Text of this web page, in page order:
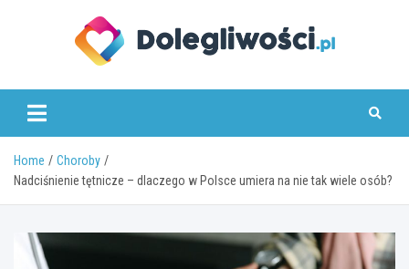
dolegliwosci.pl
Home
Choroby
Nadciśnienie tętnicze – dlaczego w Polsce umiera na nie tak wiele osób?